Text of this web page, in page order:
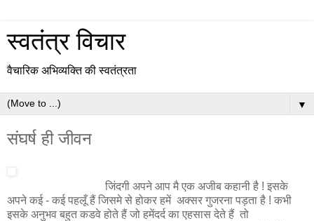
स्वतंत्र विचार
वैचारिक अभिव्यक्ति की स्वतंत्रता
▼
संघर्ष ही जीवन
जिंदगी अपने आप मै एक अजीब कहानी है ! इसके
अपने कई - कई पहलूँ हैं जिसमे से होकर हमें अक्सर गुजरना पड़ता है ! कभी
इसके अनुभव बहुत कडवे होते हैं जो हमेंदर्द का एहसास देते हैं तो